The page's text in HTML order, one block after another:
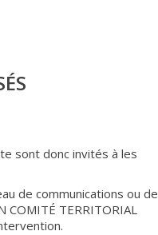
sont donc invités à les
de communications ou de
TERRITORIAL